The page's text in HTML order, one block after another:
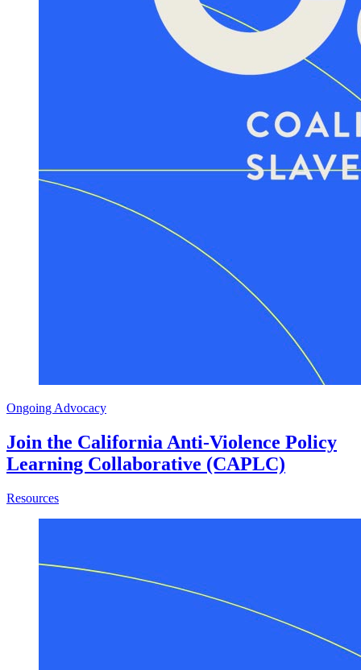
Ongoing Advocacy
Join the California Anti-Violence Policy
Learning Collaborative (CAPLC)
Resourcesabout Join the California Anti-Violence Policy Learning